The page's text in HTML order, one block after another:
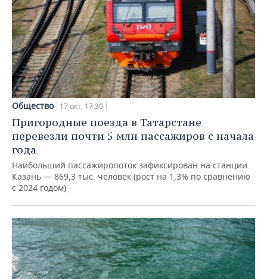
Общество 17 окт, 17:30
Пригородные поезда в Татарстане
перевезли почти 5 млн пассажиров с начала
года
Наибольший пассажиропоток зафиксирован на станции
Казань — 869,3 тыс. человек (рост на 1,3% по сравнению
с 2024 годом)